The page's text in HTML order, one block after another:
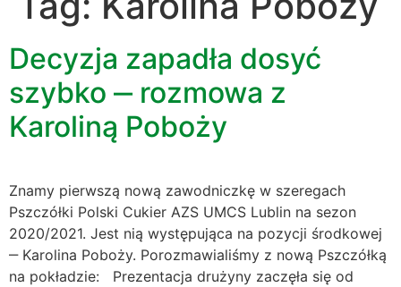
Decyzja zapadła dosyć
szybko ‒ rozmowa z
Karoliną Poboży
Znamy pierwszą nową zawodniczkę w szeregach
Pszczółki Polski Cukier AZS UMCS Lublin na sezon
2020/2021. Jest nią występująca na pozycji środkowej
‒ Karolina Poboży. Porozmawialiśmy z nową Pszczółką
na pokładzie: Prezentacja drużyny zaczęła się od